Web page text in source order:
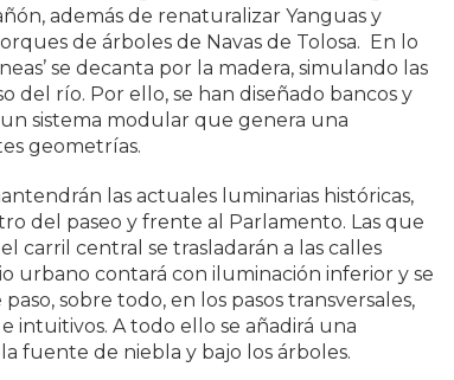
además de renaturalizar Yanguas y
de árboles de Navas de Tolosa. En lo
se decanta por la madera, simulando las
del río. Por ello, se han diseñado bancos y
sistema modular que genera una
geometrías.
las actuales luminarias históricas,
del paseo y frente al Parlamento. Las que
carril central se trasladarán a las calles
urbano contará con iluminación inferior y se
sobre todo, en los pasos transversales,
intuitivos. A todo ello se añadirá una
fuente de niebla y bajo los árboles.